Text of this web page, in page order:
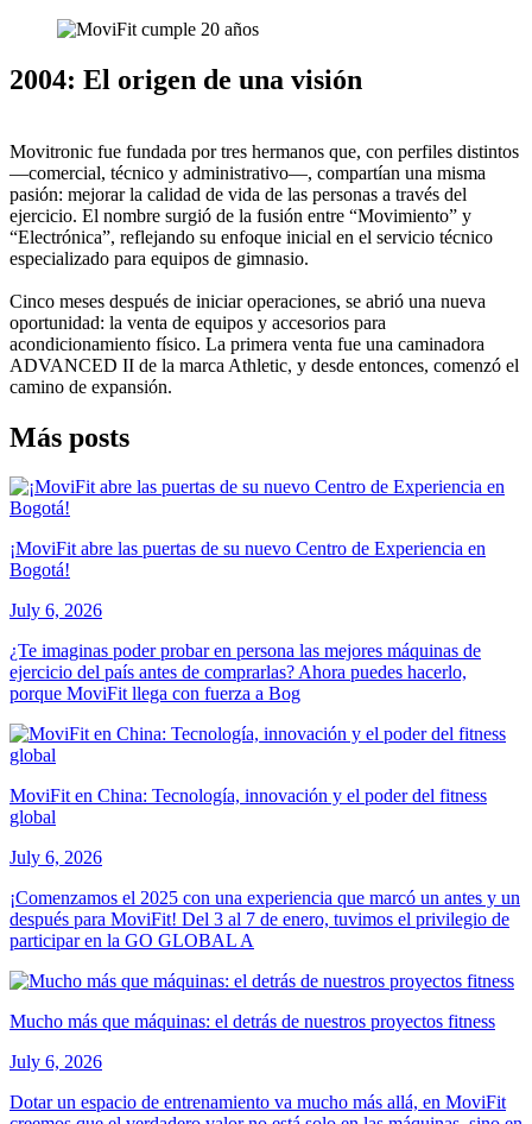
2004: El origen de una visión
Movitronic fue fundada por tres hermanos que, con perfiles distintos
—comercial, técnico y administrativo—, compartían una misma
pasión: mejorar la calidad de vida de las personas a través del
ejercicio. El nombre surgió de la fusión entre “Movimiento” y
“Electrónica”, reflejando su enfoque inicial en el servicio técnico
especializado para equipos de gimnasio.
Cinco meses después de iniciar operaciones, se abrió una nueva
oportunidad: la venta de equipos y accesorios para
acondicionamiento físico. La primera venta fue una caminadora
ADVANCED II de la marca Athletic, y desde entonces, comenzó el
camino de expansión.
Más posts
¡MoviFit abre las puertas de su nuevo Centro de Experiencia en
Bogotá!
July 6, 2026
¿Te imaginas poder probar en persona las mejores máquinas de
ejercicio del país antes de comprarlas? Ahora puedes hacerlo,
porque MoviFit llega con fuerza a Bog
MoviFit en China: Tecnología, innovación y el poder del fitness
global
July 6, 2026
¡Comenzamos el 2025 con una experiencia que marcó un antes y un
después para MoviFit! Del 3 al 7 de enero, tuvimos el privilegio de
participar en la GO GLOBAL A
Mucho más que máquinas: el detrás de nuestros proyectos fitness
July 6, 2026
Dotar un espacio de entrenamiento va mucho más allá, en MoviFit